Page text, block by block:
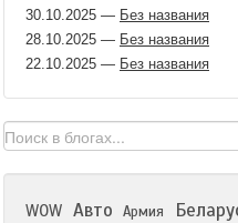
30.10.2025 — Без названия
28.10.2025 — Без названия
22.10.2025 — Без названия
WOW Авто Армия